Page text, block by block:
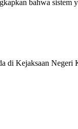
bahwa sistem
di Kejaksaan Negeri